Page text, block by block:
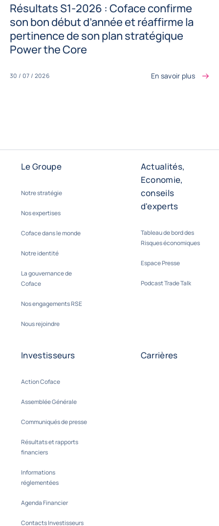
Résultats S1-2026 : Coface confirme
son bon début d’année et réaffirme la
pertinence de son plan stratégique
Power the Core
30 / 07 / 2026 En savoir plus
Le Groupe
Notre stratégie
Nos expertises
Coface dans le monde
Notre identité
La gouvernance de
Coface
Nos engagements RSE
Nous rejoindre
Actualités,
Economie,
conseils
d'experts
Tableau de bord des
Risques économiques
Espace Presse
Podcast Trade Talk
Investisseurs
Action Coface
Assemblée Générale
Communiqués de presse
Résultats et rapports
financiers
Informations
réglementées
Agenda Financier
Contacts Investisseurs
Carrières